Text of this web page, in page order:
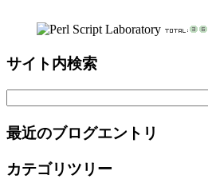
サイト内検索
最近のブログエントリ
カテゴリツリー